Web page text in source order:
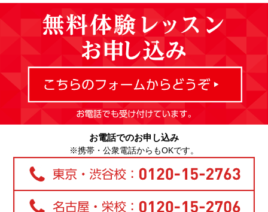
お電話でのお申し込み
※携帯・公衆電話からもOKです。